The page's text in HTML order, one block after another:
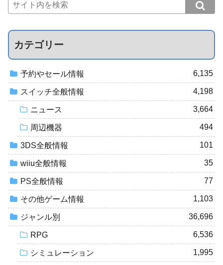
カテゴリー
予約やセール情報 6,135
スイッチ全般情報 4,198
ニュース 3,664
周辺機器 494
3DS全般情報 101
wiiu全般情報 35
PS全般情報 77
その他ゲーム情報 1,103
ジャンル別 36,696
RPG 6,536
シミュレーション 1,995